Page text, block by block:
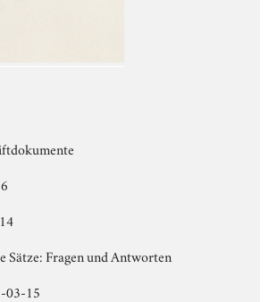
Sätze: Fragen und Antworten
03-15